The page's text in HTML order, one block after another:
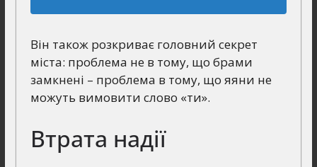
Він також розкриває головний секрет
міста: проблема не в тому, що брами
замкнені – проблема в тому, що яяни не
можуть вимовити слово «ти».
Втрата надії